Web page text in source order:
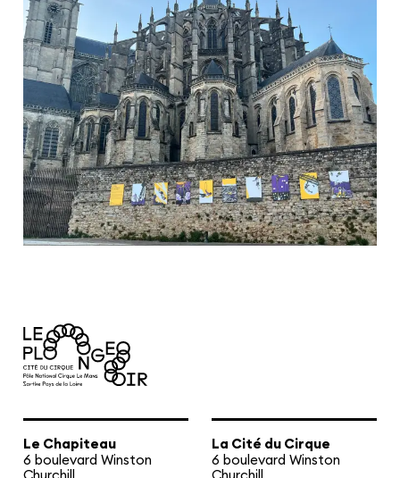
Le Chapiteau
6 boulevard Winston
La Cité du Cirque
6 boulevard Winston